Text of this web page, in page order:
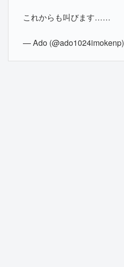
これからも叫びます……
— Ado (@ado1024imokenp)